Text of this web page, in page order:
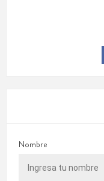
Nombre